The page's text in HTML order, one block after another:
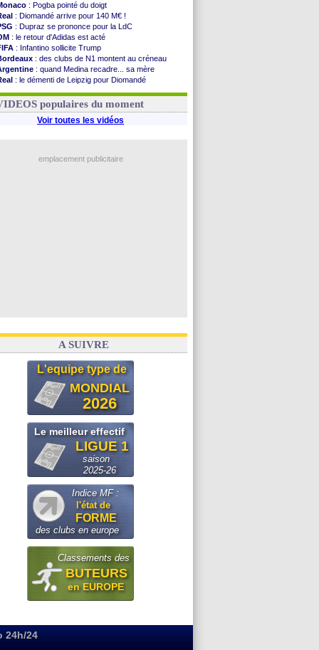
: Pogba pointé du doigt
: Diomandé arrive pour 140 M€ !
: Dupraz se prononce pour la LdC
: le retour d'Adidas est acté
: Infantino sollicite Trump
: des clubs de N1 montent au créneau
: quand Medina recadre... sa mère
: le démenti de Leipzig pour Diomandé
: Paixão attire un 2e club anglais
populaires du moment
Voir toutes les vidéos
emplacement publicitaire
A SUIVRE
L'equipe type de
MONDIAL
2026
Le meilleur effectif
LIGUE 1
saison
2025-26
Indice MF :
l'état de
FORME
des clubs en europe
Classements des
BUTEURS
en EUROPE
24h/24